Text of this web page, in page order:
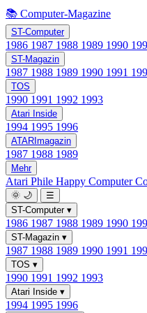
📚 Computer-Magazine
ST-Computer
1986 1987 1988 1989 1990
ST-Magazin
1987 1988 1989 1990 1991
TOS
1990 1991 1992 1993
Atari Inside
1994 1995 1996
ATARImagazin
1987 1988 1989
Mehr
Atari Phile Happy Computer
🌞 🌙
☰
ST-Computer ▾
1986 1987 1988 1989 1990
ST-Magazin ▾
1987 1988 1989 1990 1991
TOS ▾
1990 1991 1992 1993
Atari Inside ▾
1994 1995 1996